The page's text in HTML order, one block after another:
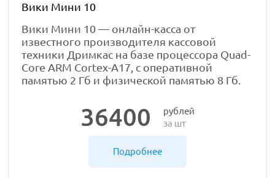
Вики Мини 10
Вики Мини 10 — онлайн-касса от
известного производителя кассовой
техники Дримкас на базе процессора Quad-
Core ARM Cortex-A17, с оперативной
памятью 2 Гб и физической памятью 8 Гб.
36400
рублей
за шт
Подробнее